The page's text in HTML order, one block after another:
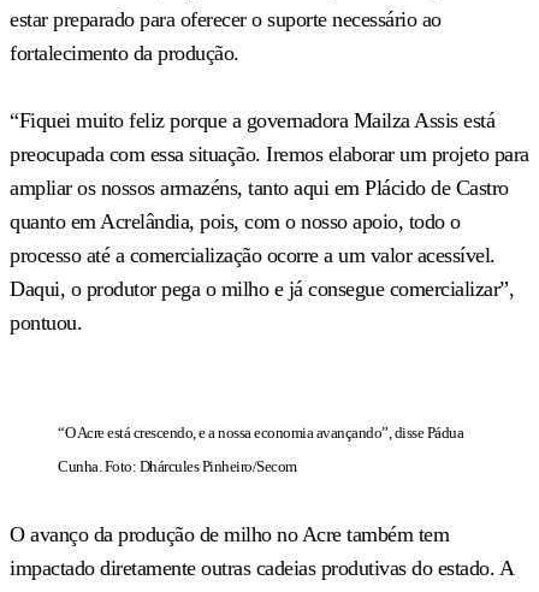
estar preparado para oferecer o suporte necessário ao
fortalecimento da produção.
“Fiquei muito feliz porque a governadora Mailza Assis está
preocupada com essa situação. Iremos elaborar um projeto para
ampliar os nossos armazéns, tanto aqui em Plácido de Castro
quanto em Acrelândia, pois, com o nosso apoio, todo o
processo até a comercialização ocorre a um valor acessível.
Daqui, o produtor pega o milho e já consegue comercializar”,
pontuou.
“O Acre está crescendo, e a nossa economia avançando”, disse Pádua
Cunha. Foto: Dhárcules Pinheiro/Secom
O avanço da produção de milho no Acre também tem
impactado diretamente outras cadeias produtivas do estado. A